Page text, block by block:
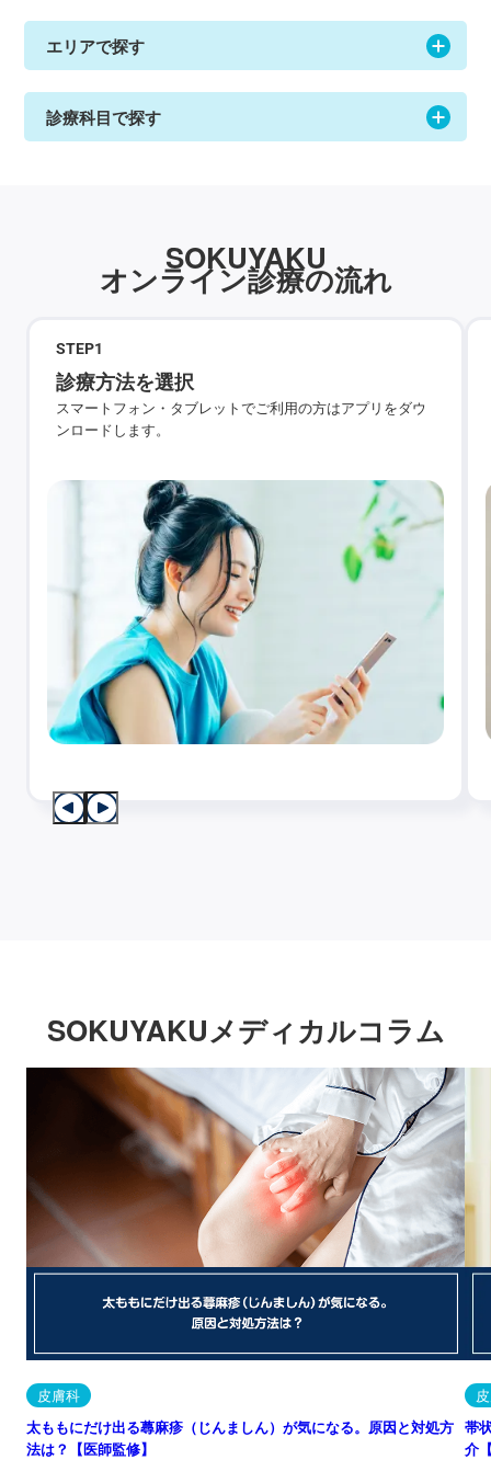
エリアで探す
診療科目で探す
SOKUYAKU
オンライン診療の流れ
STEP1
診療方法を選択
スマートフォン・タブレットでご利用の方はアプリをダウ
ンロードします。
SOKUYAKUメディカルコラム
皮膚科
太ももにだけ出る蕁麻疹（じんましん）が気になる。原因と対処方
法は？【医師監修】
帯
介